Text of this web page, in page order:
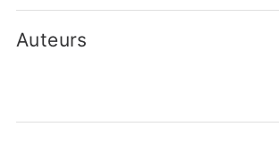
Auteurs